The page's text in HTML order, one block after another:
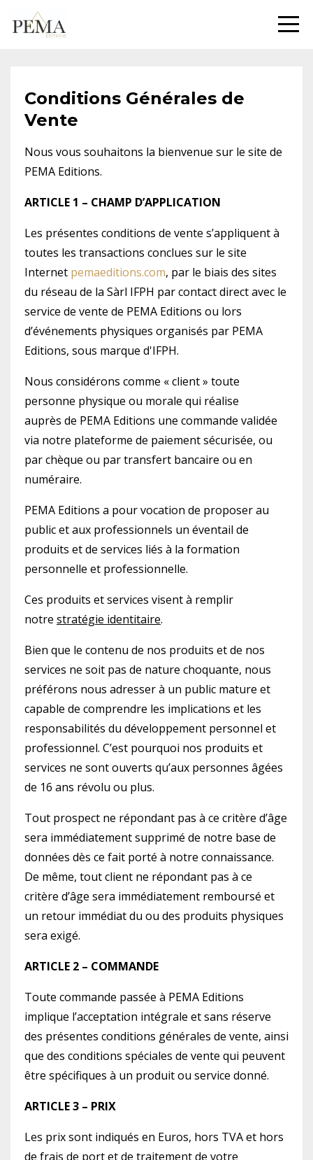
Conditions Générales de
Vente
Nous vous souhaitons la bienvenue sur le site de
PEMA Editions.
ARTICLE 1 – CHAMP D’APPLICATION
Les présentes conditions de vente s’appliquent à
toutes les transactions conclues sur le site
Internet pemaeditions.com, par le biais des sites
du réseau de la Sàrl IFPH par contact direct avec le
service de vente de PEMA Editions ou lors
d’événements physiques organisés par PEMA
Editions, sous marque d'IFPH.
Nous considérons comme « client » toute
personne physique ou morale qui réalise
auprès de PEMA Editions une commande validée
via notre plateforme de paiement sécurisée, ou
par chèque ou par transfert bancaire ou en
numéraire.
PEMA Editions a pour vocation de proposer au
public et aux professionnels un éventail de
produits et de services liés à la formation
personnelle et professionnelle.
Ces produits et services visent à remplir
notre stratégie identitaire.
Bien que le contenu de nos produits et de nos
services ne soit pas de nature choquante, nous
préférons nous adresser à un public mature et
capable de comprendre les implications et les
responsabilités du développement personnel et
professionnel. C’est pourquoi nos produits et
services ne sont ouverts qu’aux personnes âgées
de 16 ans révolu ou plus.
Tout prospect ne répondant pas à ce critère d’âge
sera immédiatement supprimé de notre base de
données dès ce fait porté à notre connaissance.
De même, tout client ne répondant pas à ce
critère d’âge sera immédiatement remboursé et
un retour immédiat du ou des produits physiques
sera exigé.
ARTICLE 2 – COMMANDE
Toute commande passée à PEMA Editions
implique l’acceptation intégrale et sans réserve
des présentes conditions générales de vente, ainsi
que des conditions spéciales de vente qui peuvent
être spécifiques à un produit ou service donné.
ARTICLE 3 – PRIX
Les prix sont indiqués en Euros, hors TVA et hors
de frais de port et de traitement de votre